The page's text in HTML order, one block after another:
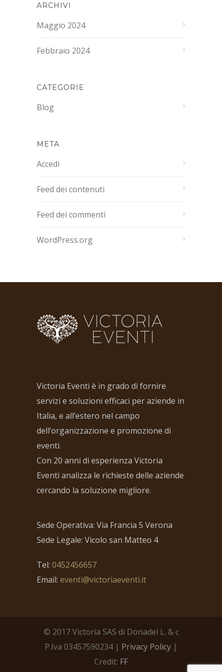
ARCHIVI
Maggio 2024
Febbraio 2024
CATEGORIE
Blog
META
Accedi
Feed dei contenuti
Feed dei commenti
WordPress.org
Victoria Eventi è in grado di fornire
servizi e soluzioni efficaci per aziende in
Italia, e all’estero nel campo
dell’organizzazione e promozione di
eventi.
Con 20 anni di esperienza Victoria
Eventi analizza le richieste delle aziende
cercando la soluzione migliore.
Sede Operativa: Via Francia 5 Verona
Sede Legale: Vicolo san Matteo 4
Tel: 0452456657
Email: eventi@victoriaeventi.it
© 2017 Victoria SAS di Donadel L. & c
P.Iva 03457590234 | Privacy Policy |
Credit: FF